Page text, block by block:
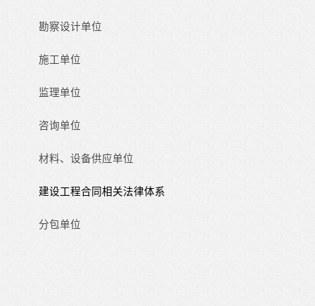
勘察设计单位
施工单位
监理单位
咨询单位
材料、设备供应单位
建设工程合同相关法律体系
分包单位